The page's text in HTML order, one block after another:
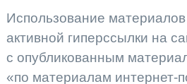
Использование
активной гиперссылки на
с опубликованным
«по материалам интернет-